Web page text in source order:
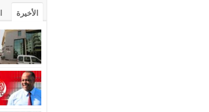
الأخيرة